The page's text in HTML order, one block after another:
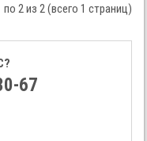
2 из 2 (всего 1 страниц)
67